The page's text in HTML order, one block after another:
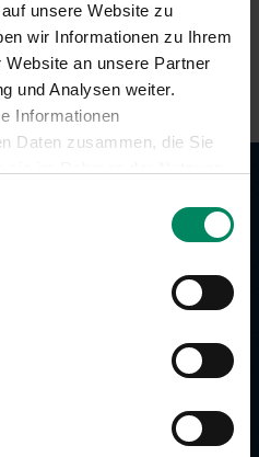
unsere Website zu
wir Informationen zu Ihrem
an unsere Partner
und Analysen weiter.
Informationen
Daten zusammen, die Sie